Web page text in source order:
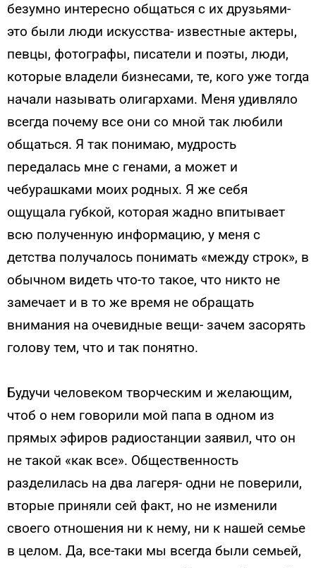
безумно интересно общаться с их друзьями-
это были люди искусства- известные актеры,
певцы, фотографы, писатели и поэты, люди,
которые владели бизнесами, те, кого уже тогда
начали называть олигархами. Меня удивляло
всегда почему все они со мной так любили
общаться. Я так понимаю, мудрость
передалась мне с генами, а может и
чебурашками моих родных. Я же себя
ощущала губкой, которая жадно впитывает
всю полученную информацию, у меня с
детства получалось понимать «между строк», в
обычном видеть что-то такое, что никто не
замечает и в то же время не обращать
внимания на очевидные вещи- зачем засорять
голову тем, что и так понятно.
Будучи человеком творческим и желающим,
чтоб о нем говорили мой папа в одном из
прямых эфиров радиостанции заявил, что он
не такой «как все». Общественность
разделилась на два лагеря- одни не поверили,
вторые приняли сей факт, но не изменили
своего отношения ни к нему, ни к нашей семье
в целом. Да, все-таки мы всегда были семьей,